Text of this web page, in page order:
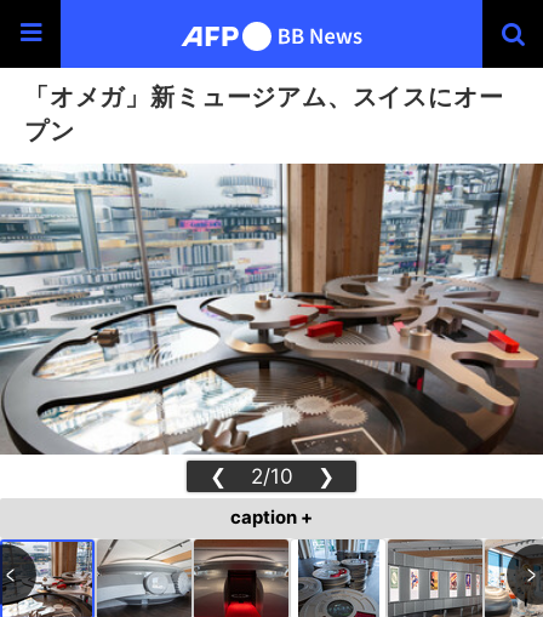
「オメガ」新ミュージアム、スイスにオー
プン
❮ 2/10 ❯
caption +